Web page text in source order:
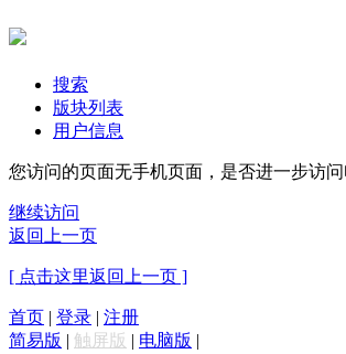
搜索
版块列表
用户信息
您访问的页面无手机页面，是否进一步访问
继续访问
返回上一页
[ 点击这里返回上一页 ]
首页 | 登录 | 注册
简易版 | 触屏版 | 电脑版 |